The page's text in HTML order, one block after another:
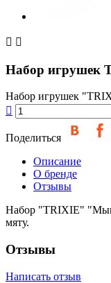
 
Набор игрушек
Набор игрушек

Поделиться
Описание
О бренде
Отзывы
Набор "TRIXIE"
мяту.
Отзывы
Написать отзыв